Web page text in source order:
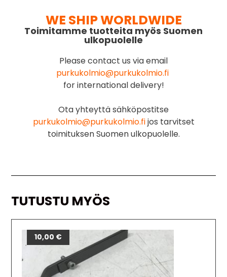
WE SHIP WORLDWIDE
Toimitamme tuotteita myös Suomen
ulkopuolelle
Please contact us via email
purkukolmio@purkukolmio.fi
for international delivery!
Ota yhteyttä sähköpostitse
purkukolmio@purkukolmio.fijos tarvitset
toimituksen Suomen ulkopuolelle.
TUTUSTU MYÖS
10,00 €